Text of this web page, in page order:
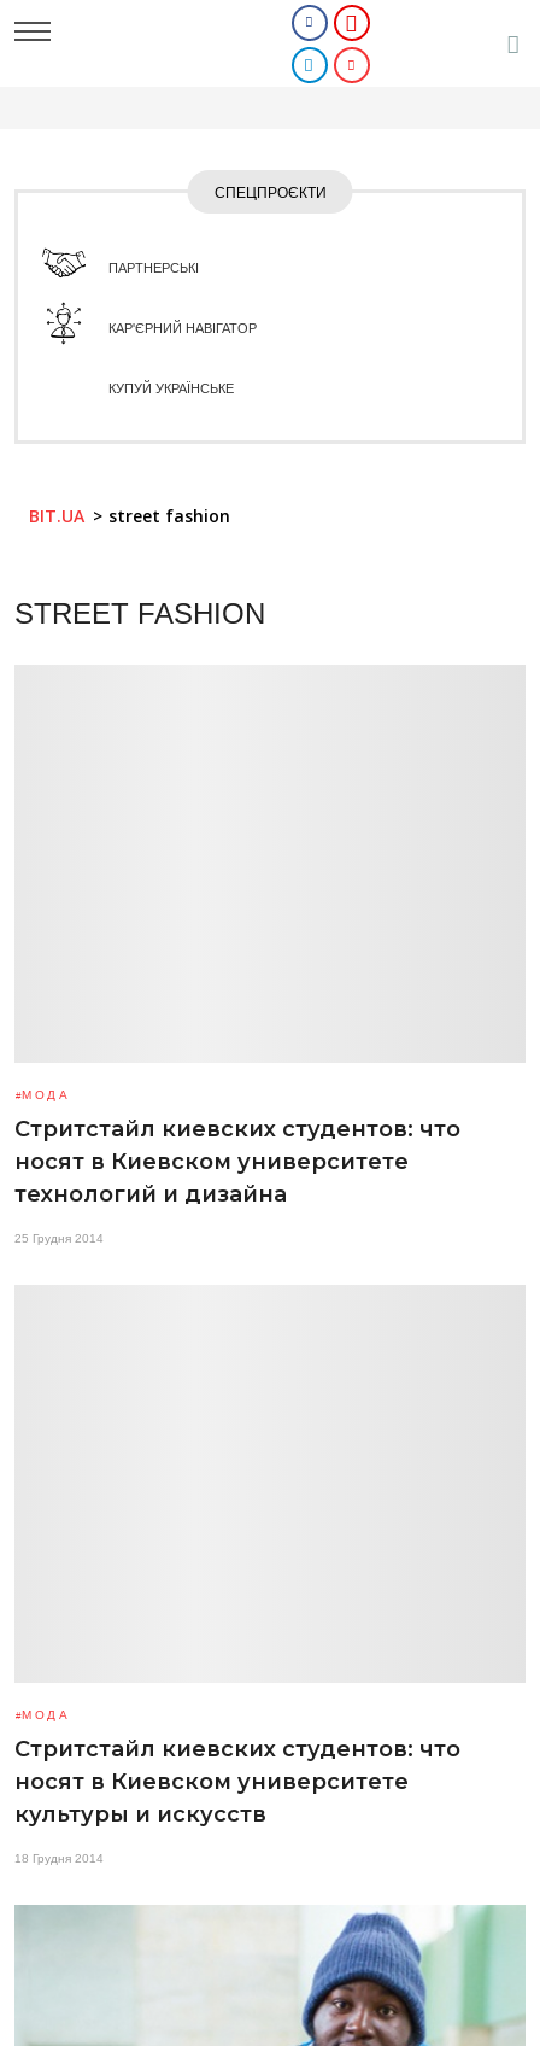
СПЕЦПРОЄКТИ
ПАРТНЕРСЬКІ
КАР'ЄРНИЙ НАВІГАТОР
КУПУЙ УКРАЇНСЬКЕ
BIT.UA street fashion
STREET FASHION
МОДА
Стритстайл киевских студентов: что
носят в Киевском университете
технологий и дизайна
25 Грудня 2014
МОДА
Стритстайл киевских студентов: что
носят в Киевском университете
культуры и искусств
18 Грудня 2014